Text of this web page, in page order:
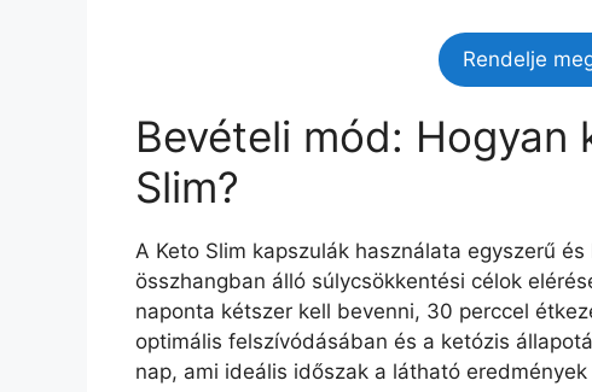
Rendelje
Bevételi mód: Hogyan
Slim?
A Keto Slim kapszulák használata egyszerű
összhangban álló súlycsökkentési célok
naponta kétszer kell bevenni, 30 perccel
optimális felszívódásában és a ketózis
nap, ami ideális időszak a látható eredmények